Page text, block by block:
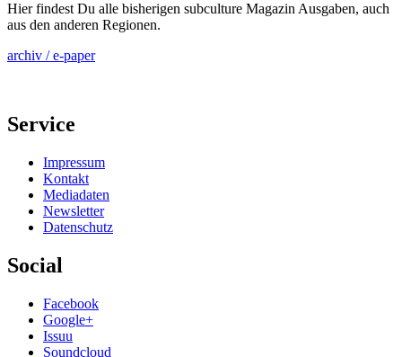
Hier findest Du alle bisherigen subculture Magazin Ausgaben, auch
aus den anderen Regionen.
archiv / e-paper
Service
Impressum
Kontakt
Mediadaten
Newsletter
Datenschutz
Social
Facebook
Google+
Issuu
Soundcloud